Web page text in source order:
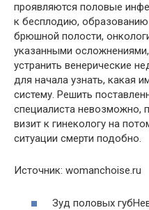
проявляются половые
к бесплодию,
брюшной полости,
указанными
устранить венерические
для начала узнать, какая
систему. Решить
специалиста невозможно,
визит к гинекологу на
ситуации смерти подобно.
Источник: womanchoise.ru
Зуд половых